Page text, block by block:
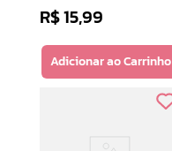
R$15,99
Adicionar ao Carrinho